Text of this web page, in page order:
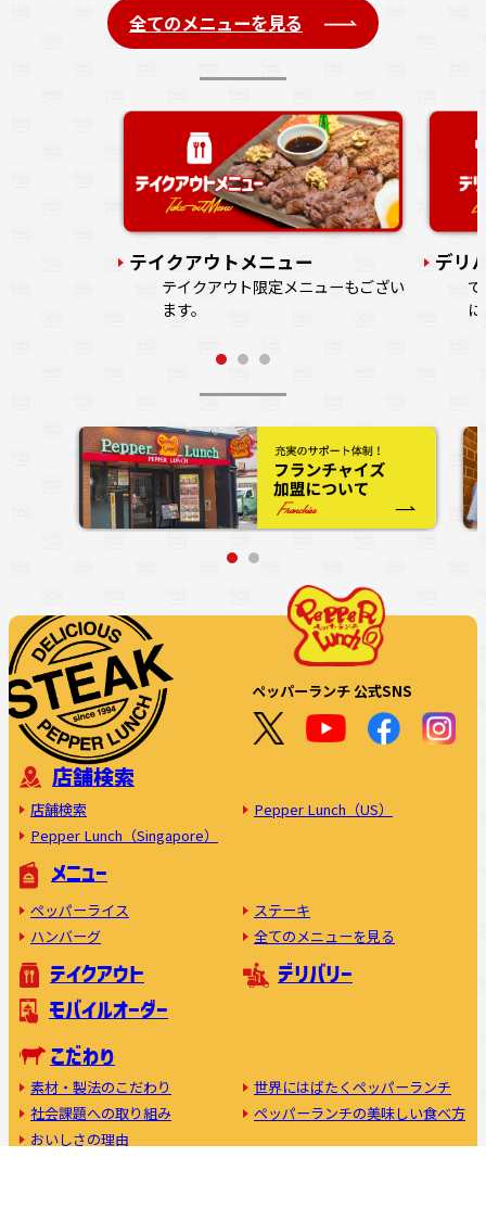
全てのメニューを見る
テイクアウトメニュー
テイクアウト限定メニューもござい
ます。
デリ
ペッパーランチ 公式SNS
店舗検索
店舗検索
Pepper Lunch（US）
Pepper Lunch（Singapore）
メニュー
ペッパーライス
ステーキ
ハンバーグ
全てのメニューを見る
テイクアウト
デリバリー
モバイルオーダー
こだわり
素材・製法のこだわり
世界にはばたくペッパーランチ
社会課題への取り組み
ペッパーランチの美味しい食べ方
おいしさの理由